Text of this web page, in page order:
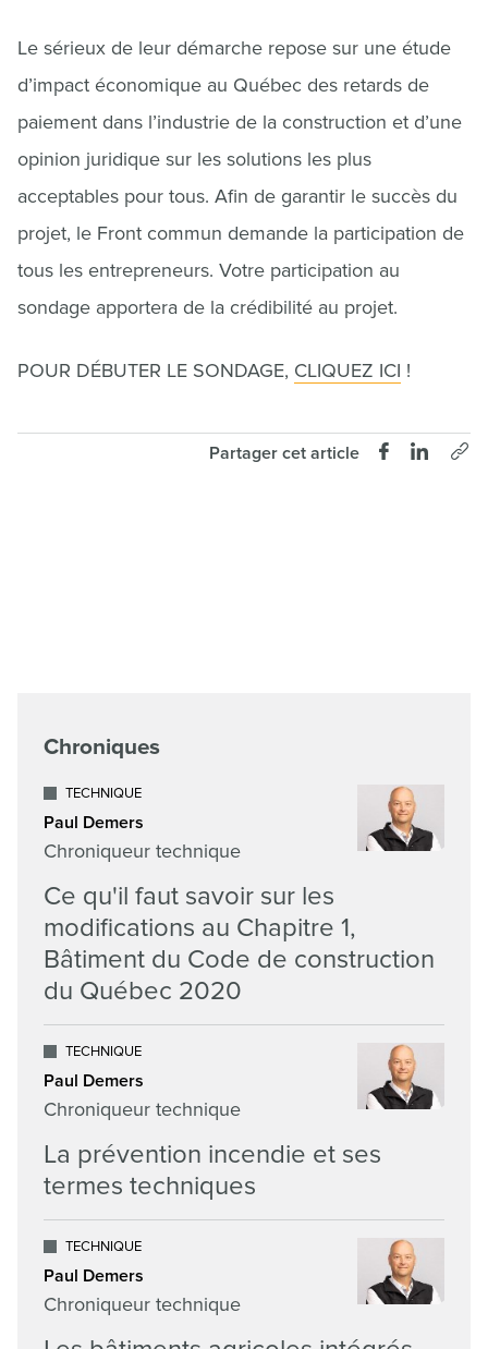
Le sérieux de leur démarche repose sur une étude
d’impact économique au Québec des retards de
paiement dans l’industrie de la construction et d’une
opinion juridique sur les solutions les plus
acceptables pour tous. Afin de garantir le succès du
projet, le Front commun demande la participation de
tous les entrepreneurs. Votre participation au
sondage apportera de la crédibilité au projet.
POUR DÉBUTER LE SONDAGE, CLIQUEZ ICI !
Partager cet article
Chroniques
TECHNIQUE
Paul Demers
Chroniqueur technique
Ce qu'il faut savoir sur les
modifications au Chapitre 1,
Bâtiment du Code de construction
du Québec 2020
TECHNIQUE
Paul Demers
Chroniqueur technique
La prévention incendie et ses
termes techniques
TECHNIQUE
Paul Demers
Chroniqueur technique